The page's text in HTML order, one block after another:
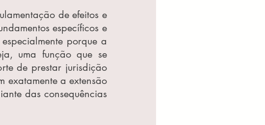
de efeitos e
específicos e
porque a
uma função que se
de prestar jurisdição
exatamente a extensão
das consequências